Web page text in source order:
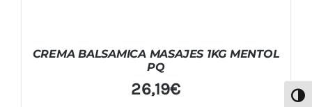
CREMA BALSAMICA MASAJES 1KG MENTOL
PQ
26,19€